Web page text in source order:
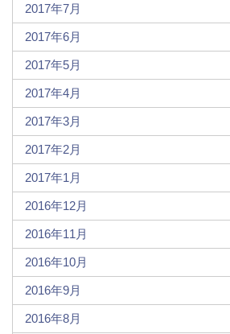
2017年7月
2017年6月
2017年5月
2017年4月
2017年3月
2017年2月
2017年1月
2016年12月
2016年11月
2016年10月
2016年9月
2016年8月